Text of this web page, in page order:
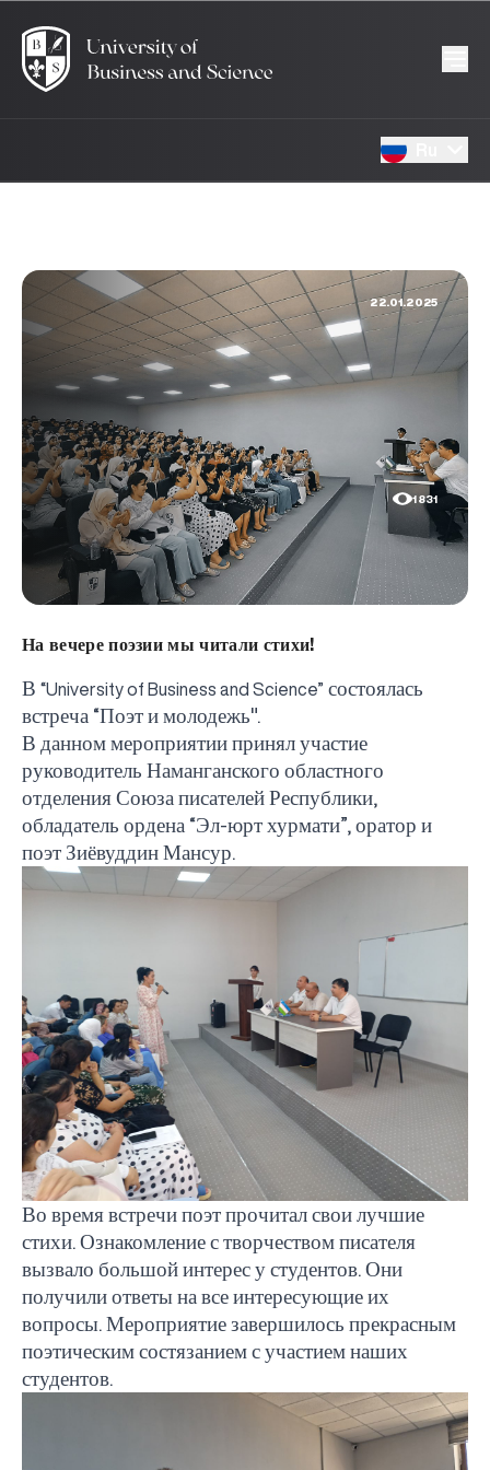
22.01.2025
1831
На вечере поэзии мы читали стихи!
В “University of Business and Science” состоялась
встреча “Поэт и молодежь".
В данном мероприятии принял участие
руководитель Наманганского областного
отделения Союза писателей Республики,
обладатель ордена “Эл-юрт хурмати”, оратор и
поэт Зиёвуддин Мансур.
Во время встречи поэт прочитал свои лучшие
стихи. Ознакомление с творчеством писателя
вызвало большой интерес у студентов. Они
получили ответы на все интересующие их
вопросы. Мероприятие завершилось прекрасным
поэтическим состязанием с участием наших
студентов.